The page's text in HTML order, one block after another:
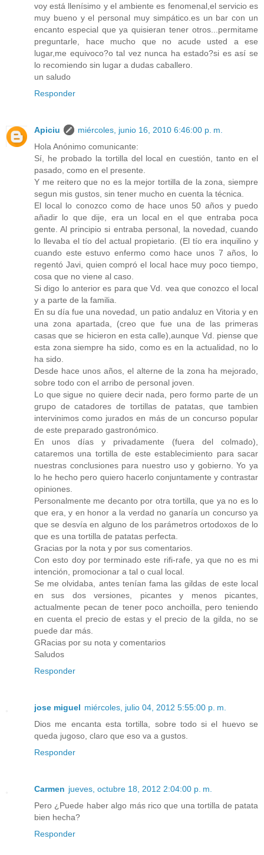
voy está llenísimo y el ambiente es fenomenal,el servicio es
muy bueno y el personal muy simpático.es un bar con un
encanto especial que ya quisieran tener otros...permitame
preguntarle, hace mucho que no acude usted a ese
lugar,me equivoco?o tal vez nunca ha estado?si es así se
lo recomiendo sin lugar a dudas caballero.
un saludo
Responder
Apiciu
miércoles, junio 16, 2010 6:46:00 p. m.
Hola Anónimo comunicante:
Sí, he probado la tortilla del local en cuestión, tanto en el
pasado, como en el presente.
Y me reitero que no es la mejor tortilla de la zona, siempre
segun mis gustos, sin tener mucho en cuenta la técnica.
El local lo conozco como de hace unos 50 años y puedo
añadir lo que dije, era un local en el que entraba poca
gente. Al principio si entraba personal, la novedad, cuando
lo llevaba el tío del actual propietario. (El tío era inquilino y
cuando este estuvo enfermo como hace unos 7 años, lo
regentó Javi, quien compró el local hace muy poco tiempo,
cosa que no viene al caso.
Si digo lo anterior es para que Vd. vea que conozco el local
y a parte de la familia.
En su día fue una novedad, un patio andaluz en Vitoria y en
una zona apartada, (creo que fue una de las primeras
casas que se hicieron en esta calle),aunque Vd. piense que
esta zona siempre ha sido, como es en la actualidad, no lo
ha sido.
Desde hace unos años, el alterne de la zona ha mejorado,
sobre todo con el arribo de personal joven.
Lo que sigue no quiere decir nada, pero formo parte de un
grupo de catadores de tortillas de patatas, que tambien
intervinimos como jurados en más de un concurso popular
de este preparado gastronómico.
En unos días y privadamente (fuera del colmado),
cataremos una tortilla de este establecimiento para sacar
nuestras conclusiones para nuestro uso y gobierno. Yo ya
lo he hecho pero quiero hacerlo conjuntamente y contrastar
opiniones.
Personalmente me decanto por otra tortilla, que ya no es lo
que era, y en honor a la verdad no ganaría un concurso ya
que se desvía en alguno de los parámetros ortodoxos de lo
que es una tortilla de patatas perfecta.
Gracias por la nota y por sus comentarios.
Con esto doy por terminado este rifi-rafe, ya que no es mi
intención, promocionar a tal o cual local.
Se me olvidaba, antes tenían fama las gildas de este local
en sus dos versiones, picantes y menos picantes,
actualmente pecan de tener poco anchoilla, pero teniendo
en cuenta el precio de estas y el precio de la gilda, no se
puede dar más.
GRacias por su nota y comentarios
Saludos
Responder
jose miguel miércoles, julio 04, 2012 5:55:00 p. m.
Dios me encanta esta tortilla, sobre todo si el huevo se
queda jugoso, claro que eso va a gustos.
Responder
Carmen jueves, octubre 18, 2012 2:04:00 p. m.
Pero ¿Puede haber algo más rico que una tortilla de patata
bien hecha?
Responder